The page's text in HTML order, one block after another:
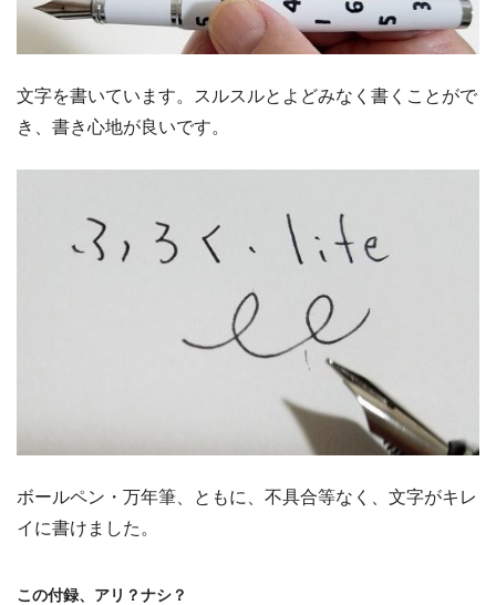
文字を書いています。スルスルとよどみなく書くことがで
き、書き心地が良いです。
ボールペン・万年筆、ともに、不具合等なく、文字がキレ
イに書けました。
この付録、アリ？ナシ？